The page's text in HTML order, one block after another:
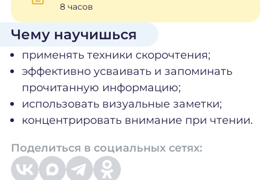
8 часов
Чему научишься
применять техники скорочтения;
эффективно усваивать и запоминать
прочитанную информацию;
использовать визуальные заметки;
концентрировать внимание при чтении.
Поделиться в социальных сетях: